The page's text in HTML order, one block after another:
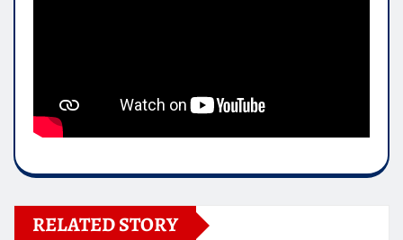
RELATED STORY